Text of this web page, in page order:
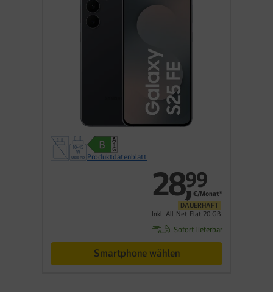
Produktdatenblatt
28,
99
€/Monat*
DAUERHAFT
Inkl. All-Net-Flat 20 GB
Sofort lieferbar
Smartphone wählen